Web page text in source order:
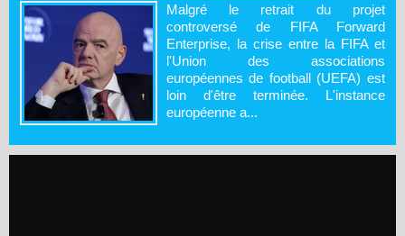
Malgré le retrait du projet
controversé de FIFA Forward
Enterprise, la crise entre la FIFA et
l'Union des associations
européennes de football (UEFA) est
loin d'être terminée. L'instance
européenne a...